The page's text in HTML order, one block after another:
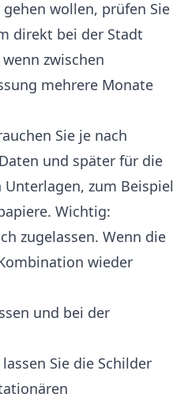
wollen, prüfen Sie
direkt bei der Stadt
zwischen
mehrere Monate
Sie je nach
und später für die
zum Beispiel
Wichtig:
zugelassen. Wenn die
wieder
und bei der
Sie die Schilder